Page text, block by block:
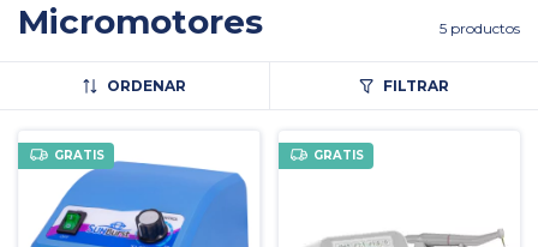
Micromotores 5 productos
ORDENAR FILTRAR
GRATIS GRATIS